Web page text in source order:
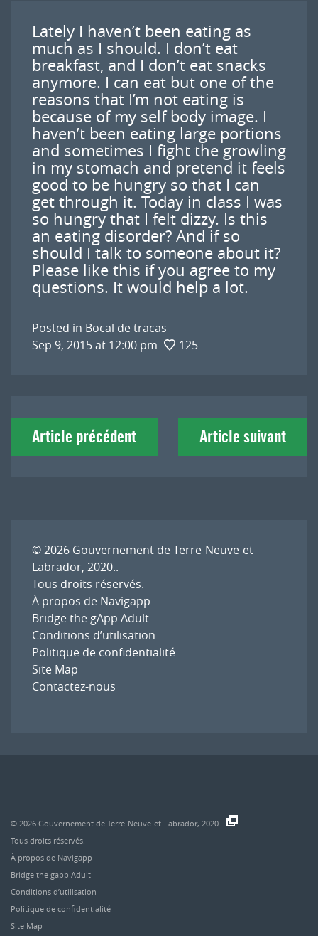
Lately I haven’t been eating as
much as I should. I don’t eat
breakfast, and I don’t eat snacks
anymore. I can eat but one of the
reasons that I’m not eating is
because of my self body image. I
haven’t been eating large portions
and sometimes I fight the growling
in my stomach and pretend it feels
good to be hungry so that I can
get through it. Today in class I was
so hungry that I felt dizzy. Is this
an eating disorder? And if so
should I talk to someone about it?
Please like this if you agree to my
questions. It would help a lot.
Posted in Bocal de tracas
Sep 9, 2015 at 12:00 pm
125
Navigation
deArticle précédent Article suivant
© 2026 Gouvernement de Terre-Neuve-et-
Labrador, 2020..
Tous droits réservés.
À propos de Navigapp
Bridge the gApp Adult
Conditions d’utilisation
Politique de confidentialité
Site Map
Contactez-nous
© 2026 Gouvernement de Terre-Neuve-et-Labrador, 2020.
Tous droits réservés.
À propos de Navigapp
Bridge the gapp Adult
Conditions d’utilisation
Politique de confidentialité
Site Map